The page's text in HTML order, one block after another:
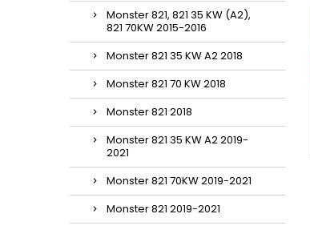
Monster 821, 821 35 KW (A2),
821 70KW 2015-2016
Monster 821 35 KW A2 2018
Monster 821 70 KW 2018
Monster 821 2018
Monster 821 35 KW A2 2019-
2021
Monster 821 70KW 2019-2021
Monster 821 2019-2021